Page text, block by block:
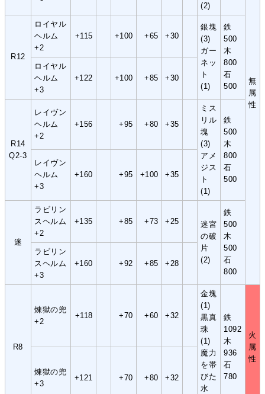
(2)
無
属
性
R12
ロイヤル
ヘルム
+2
+115 +100 +65 +30
銀塊
(3)
ガー
ネッ
ト
(1)
鉄
500
木
800
石
500
ロイヤル
ヘルム
+3
+122 +100 +85 +30
R14
Q2-3
レイヴン
ヘルム
+2
+156 +95 +80 +35
ミス
リル
塊
(3)
アメ
ジス
ト
(1)
鉄
500
木
800
石
500
レイヴン
ヘルム
+3
+160 +95 +100 +35
迷
ラビリン
スヘルム
+2
+135 +85 +73 +25
迷宮
の破
片
(2)
鉄
500
木
500
石
800
ラビリン
スヘルム
+3
+160 +92 +85 +28
R8
煉獄の兜
+2
+118 +70 +60 +32
金塊
(1)
黒真
珠
(1)
魔力
を帯
びた
水
鉄
1092
木
936
石
780
火
属
性
煉獄の兜
+3
+121 +70 +80 +32